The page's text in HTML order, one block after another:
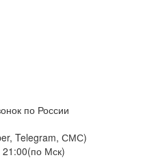
по России
Telegram, СМС)
Мск)